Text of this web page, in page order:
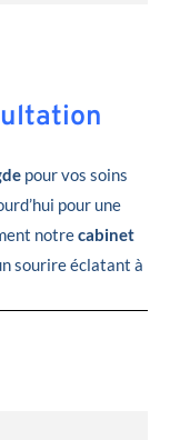
pour vos soins
pour une
notrecabinet
sourire éclatant à